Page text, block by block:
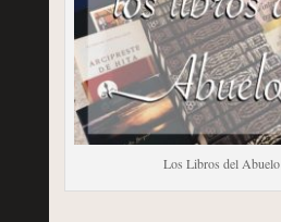
Los Libros del Abuelo